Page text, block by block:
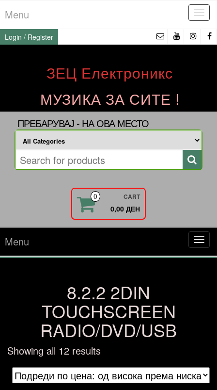
to
the
content
Menu
Login / Register
ЗЕЦ Електроникс
МУЗИКА ЗА СИТЕ !
ПРЕБАРУВАЈ - НА ОВА МЕСТО
0 CART
0,00 ДЕН
Menu
8.2.2 2DIN
TOUCHSCREEN
RADIO/DVD/USB
Showing all 12 resultsSorted
by
price: